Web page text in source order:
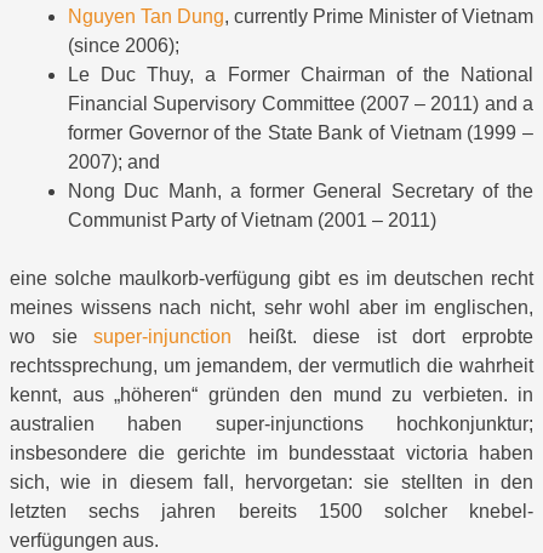
Nguyen Tan Dung, currently Prime Minister of Vietnam
(since 2006);
Le Duc Thuy, a Former Chairman of the National
Financial Supervisory Committee (2007 – 2011) and a
former Governor of the State Bank of Vietnam (1999 –
2007); and
Nong Duc Manh, a former General Secretary of the
Communist Party of Vietnam (2001 – 2011)
eine solche maulkorb-verfügung gibt es im deutschen recht
meines wissens nach nicht, sehr wohl aber im englischen,
wo siesuper-injunction heißt. diese ist dort erprobte
rechtssprechung, um jemandem, der vermutlich die wahrheit
kennt, aus „höheren“ gründen den mund zu verbieten. in
australien haben super-injunctions hochkonjunktur;
insbesondere die gerichte im bundesstaat victoria haben
sich, wie in diesem fall, hervorgetan: sie stellten in den
letzten sechs jahren bereits 1500 solcher knebel-
verfügungen aus.